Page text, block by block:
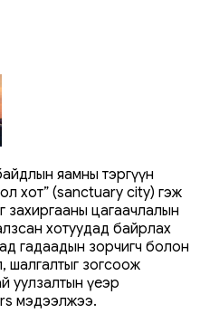
яамны тэргүүн
хот” (sanctuary city) гэж
захиргааны цагаачлалын
хотуудад байрлах
гадаадын зорчигч болон
шалгалтыг зогсоож
уулзалтын үеэр
мэдээлжээ.